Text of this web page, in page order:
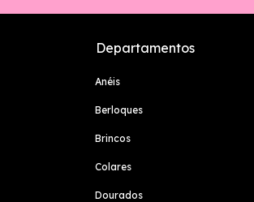
Departamentos
Anéis
Berloques
Brincos
Colares
Dourados